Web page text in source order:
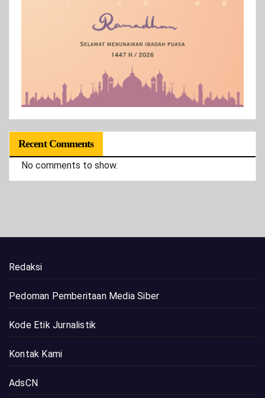
Recent Comments
No comments to show.
Redaksi
Pedoman Pemberitaan Media Siber
Kode Etik Jurnalistik
Kontak Kami
AdsCN